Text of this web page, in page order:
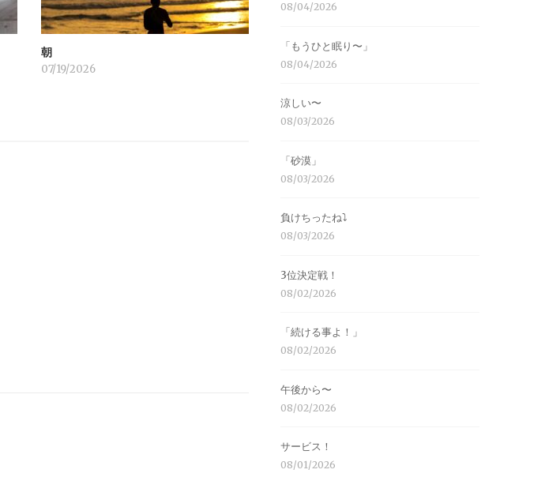
朝
07/19/2026
08/04/2026
「もうひと眠り〜」
08/04/2026
涼しい〜
08/03/2026
「砂漠」
08/03/2026
負けちったね⤵︎
08/03/2026
3位決定戦！
08/02/2026
「続ける事よ！」
08/02/2026
午後から〜
08/02/2026
サービス！
08/01/2026